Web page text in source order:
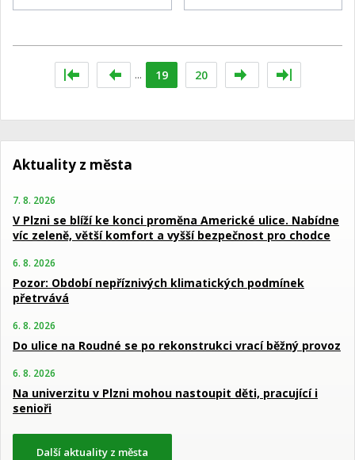
... 19 20
Aktuality z města
7. 8. 2026
V Plzni se blíží ke konci proměna Americké ulice. Nabídne
víc zeleně, větší komfort a vyšší bezpečnost pro chodce
6. 8. 2026
Pozor: Období nepříznivých klimatických podmínek
přetrvává
6. 8. 2026
Do ulice na Roudné se po rekonstrukci vrací běžný provoz
6. 8. 2026
Na univerzitu v Plzni mohou nastoupit děti, pracující i
senioři
Další aktuality z města